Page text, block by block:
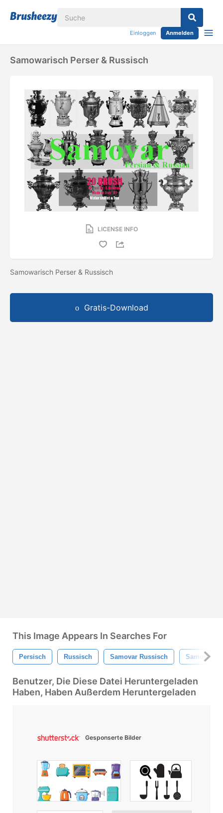
Einloggen Anmelden
Samowarisch Perser & Russisch
LICENSE INFO
Samowarisch Perser & Russisch
Gratis-Download
This Image Appears In Searches For
Persisch Russisch Samovar Russisch Samovar
Benutzer, Die Diese Datei Heruntergeladen
Haben, Haben Außerdem Heruntergeladen
Gesponserte Bilder